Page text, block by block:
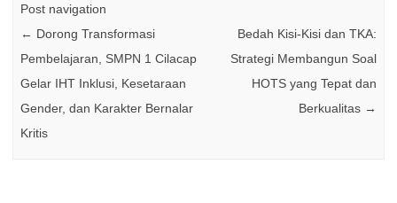
Post navigation
← Dorong Transformasi
Pembelajaran, SMPN 1 Cilacap
Gelar IHT Inklusi, Kesetaraan
Gender, dan Karakter Bernalar
Kritis
Bedah Kisi-Kisi dan TKA:
Strategi Membangun Soal
HOTS yang Tepat dan
Berkualitas →